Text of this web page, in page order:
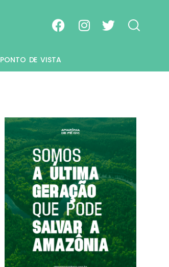
PONTO DE VISTA